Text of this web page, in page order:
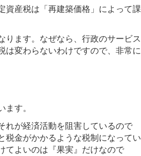
資産税は「再建築価格」によって課
ります。なぜなら、行政のサービス
は変わらないわけですので、非常に
す。
れが経済活動を阻害しているので
税金がかかるような税制になってい
てよいのは『果実』だけなので